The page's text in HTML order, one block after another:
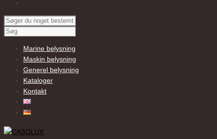
Marine belysning
Maskin belysning
Generel belysning
Kataloger
Kontakt